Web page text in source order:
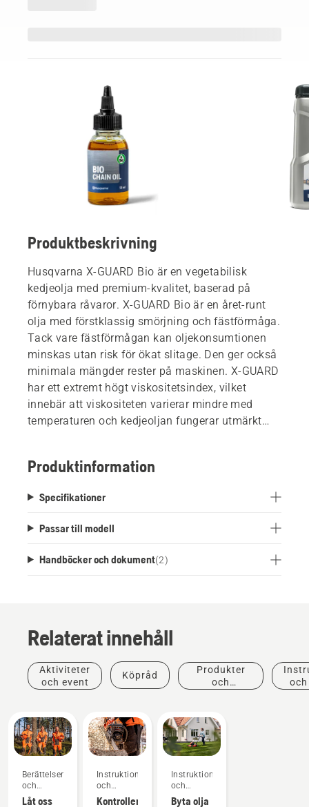
Produktbeskrivning
Husqvarna X-GUARD Bio är en vegetabilisk
kedjeolja med premium-kvalitet, baserad på
förnybara råvaror. X-GUARD Bio är en året-runt
olja med förstklassig smörjning och fästförmåga.
Tack vare fästförmågan kan oljekonsumtionen
minskas utan risk för ökat slitage. Den ger också
minimala mängder rester på maskinen. X-GUARD
har ett extremt högt viskositetsindex, vilket
innebär att viskositeten varierar mindre med
temperaturen och kedjeoljan fungerar utmärkt
lagringsstabilitet. Produkten är biologiskt
människor och miljö. EU Ecolabel-certifiering gör
miljövänlig och har god kvalitet.
Produktinformation
Specifikationer
Passar till modell
Handböcker och dokument(2)
Relaterat innehåll
Aktiviteter
och event
Köpråd
Produkter
och
Berättelser
och
inspiration
Låt oss
Instruktioner
och
guider
Kontrollera
Instruktioner
och
guider
Byta olja